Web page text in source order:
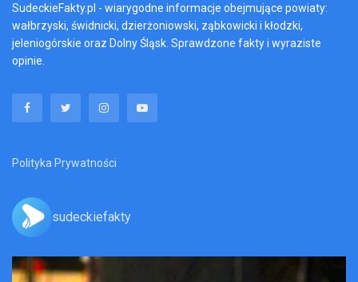
SudeckieFakty.pl - wiarygodne informacje obejmujące powiaty:
wałbrzyski, świdnicki, dzierżoniowski, ząbkowicki i kłodzki,
jeleniogórskie oraz Dolny Śląsk. Sprawdzone fakty i wyraziste
opinie.
Polityka Prywatności
sudeckiefakty